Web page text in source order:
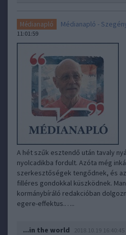
Médianapló Médianapló -
11:01:59
A hét szűk esztendő után tavaly
nyolcadikba fordult. Azóta még
szerkesztőségek tengődnek, és
filléres gondokkal küszködnek.
kormánybíráló redakcióban
egere-effektus.…..
...in the world 2018.10.19 16:40:45